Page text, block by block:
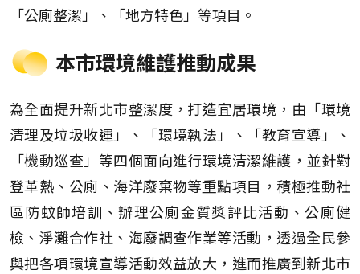
「公廁整潔」、「地方特色」等項目。
本市環境維護推動成果
為全面提升新北市整潔度，打造宜居環境，由「環境
清理及垃圾收運」、「環境執法」、「教育宣導」、
「機動巡查」等四個面向進行環境清潔維護，並針對
登革熱、公廁、海洋廢棄物等重點項目，積極推動社
區防蚊師培訓、辦理公廁金質獎評比活動、公廁健
檢、淨灘合作社、海廢調查作業等活動，透過全民參
與把各項環境宣導活動效益放大，進而推廣到新北市